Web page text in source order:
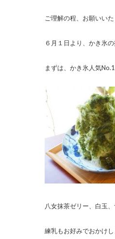
ご理解の程、お願いいた
６月１日より、かき氷の
まずは、かき氷人気
八女抹茶ゼリー、白玉
練乳もお好みでおかけし